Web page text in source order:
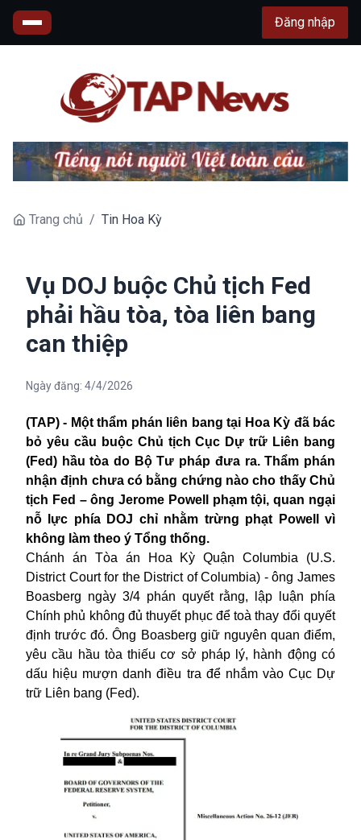
Đăng nhập
Trang chủ / Tin Hoa Kỳ
Vụ DOJ buộc Chủ tịch Fed
phải hầu tòa, tòa liên bang
can thiệp
Ngày đăng: 4/4/2026
(TAP) - Một thẩm phán liên bang tại Hoa Kỳ đã bác
bỏ yêu cầu buộc Chủ tịch Cục Dự trữ Liên bang
(Fed) hầu tòa do Bộ Tư pháp đưa ra. Thẩm phán
nhận định chưa có bằng chứng nào cho thấy Chủ
tịch Fed – ông Jerome Powell phạm tội, quan ngại
nỗ lực phía DOJ chỉ nhằm trừng phạt Powell vì
không làm theo ý Tổng thống.
Chánh án Tòa án Hoa Kỳ Quận Columbia (U.S.
District Court for the District of Columbia) - ông James
Boasberg ngày 3/4 phán quyết rằng, lập luận phía
Chính phủ không đủ thuyết phục để toà thay đổi quyết
định trước đó. Ông Boasberg giữ nguyên quan điểm,
yêu cầu hầu tòa thiếu cơ sở pháp lý, hành động có
dấu hiệu mượn danh điều tra để nhắm vào Cục Dự
trữ Liên bang (Fed).